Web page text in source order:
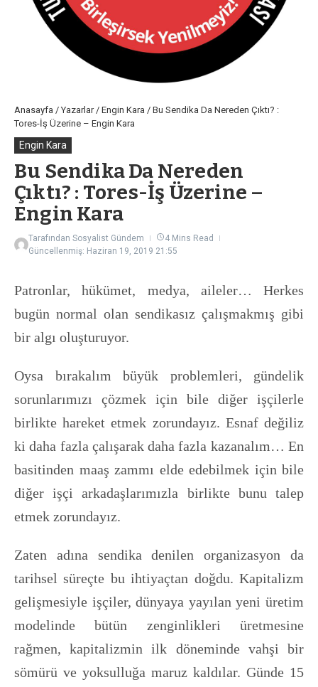
Anasayfa /Yazarlar/ Engin Kara / Bu Sendika Da Nereden Çıktı? :
Tores-İş Üzerine – Engin Kara
Engin Kara
Bu Sendika Da Nereden
Çıktı? : Tores-İş Üzerine –
Engin Kara
Tarafından Sosyalist Gündem
4 Mins Read
Güncellenmiş: Haziran 19, 2019 21:55
Patronlar, hükümet, medya, aileler… Herkes
bugün normal olan sendikasız çalışmakmış gibi
bir algı oluşturuyor.
Oysa bırakalım büyük problemleri, gündelik
sorunlarımızı çözmek için bile diğer işçilerle
birlikte hareket etmek zorundayız. Esnaf değiliz
ki daha fazla çalışarak daha fazla kazanalım… En
basitinden maaş zammı elde edebilmek için bile
diğer işçi arkadaşlarımızla birlikte bunu talep
etmek zorundayız.
Zaten adına sendika denilen organizasyon da
tarihsel süreçte bu ihtiyaçtan doğdu. Kapitalizm
gelişmesiyle işçiler, dünyaya yayılan yeni üretim
modelinde bütün zenginlikleri üretmesine
rağmen, kapitalizmin ilk döneminde vahşi bir
sömürü ve yoksulluğa maruz kaldılar. Günde 15